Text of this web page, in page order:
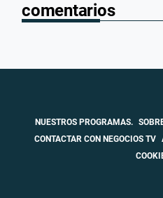
comentarios
NUESTROS PROGRAMAS.
CONTACTAR CON NEGOCIOS TV